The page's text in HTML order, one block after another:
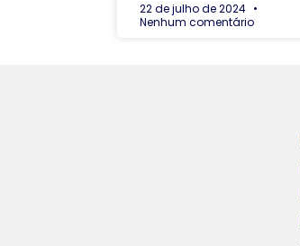
22 de julho de 2024
Nenhum comentário